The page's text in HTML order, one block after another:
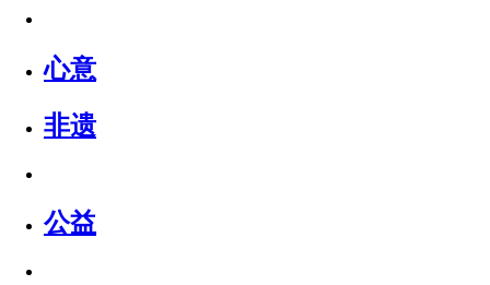
心意
非遗
公益